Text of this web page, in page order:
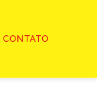
CONTATO